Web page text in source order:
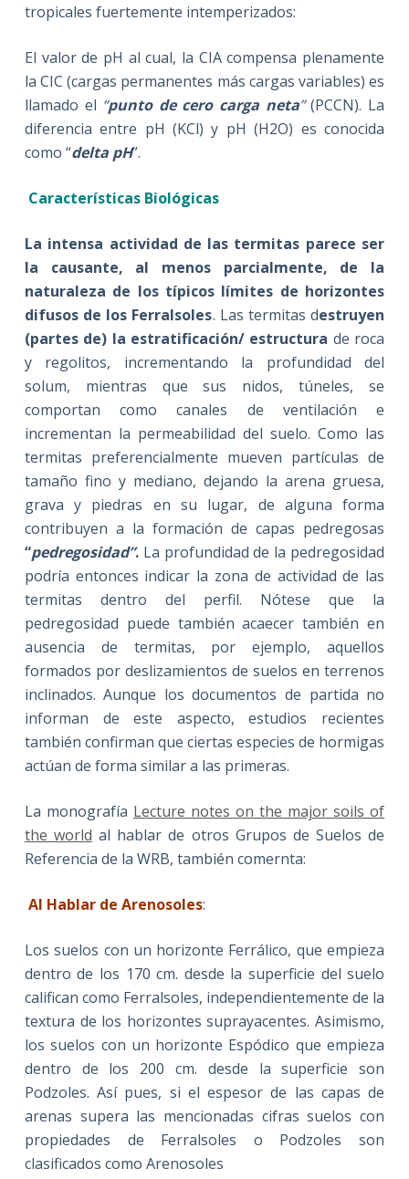
tropicales fuertemente intemperizados:
El valor de pH al cual, la CIA compensa plenamente
la CIC (cargas permanentes más cargas variables) es
llamado el “punto de cero carga neta”(PCCN). La
diferencia entre pH (KCl) y pH (H2O) es conocida
como “delta pH”.
Características Biológicas
La intensa actividad de las termitas parece ser
la causante, al menos parcialmente, de la
naturaleza de los típicos límites de horizontes
difusos de los Ferralsoles. Las termitas destruyen
(partes de) la estratificación/ estructura de roca
y regolitos, incrementando la profundidad del
solum, mientras que sus nidos, túneles, se
comportan como canales de ventilación e
incrementan la permeabilidad del suelo. Como las
termitas preferencialmente mueven partículas de
tamaño fino y mediano, dejando la arena gruesa,
grava y piedras en su lugar, de alguna forma
contribuyen a la formación de capas pedregosas
“pedregosidad”.La profundidad de la pedregosidad
podría entonces indicar la zona de actividad de las
termitas dentro del perfil. Nótese que
la
pedregosidad puede también acaecer también en
ausencia de termitas, por ejemplo, aquellos
formados por deslizamientos de suelos en terrenos
inclinados. Aunque los documentos de partida no
informan de este aspecto, estudios recientes
también confirman que ciertas especies de hormigas
actúan de forma similar a las primeras.
La monografía Lecture notes on the major soils of
the world al hablar de otros Grupos de Suelos de
Referencia de la WRB, también comernta:
Al Hablar de Arenosoles:
Los suelos con un horizonte Ferrálico, que empieza
dentro de los 170 cm. desde la superficie del suelo
califican como Ferralsoles, independientemente de la
textura de los horizontes suprayacentes. Asimismo,
los suelos con un horizonte Espódico que empieza
dentro de los 200 cm. desde la superficie son
Podzoles. Así pues, si el espesor de las capas de
arenas supera las mencionadas cifras suelos con
propiedades de Ferralsoles o Podzoles son
clasificados como Arenosoles